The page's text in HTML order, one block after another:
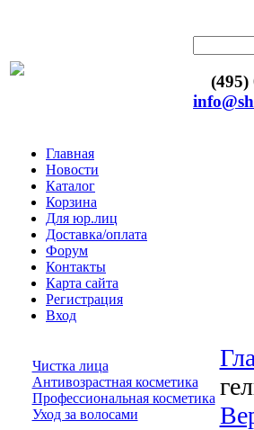
Главная
Новости
Каталог
Корзина
Для юр.лиц
Доставка/оплата
Форум
Контакты
Карта сайта
Регистрация
Вход
Чистка лица
Антивозрастная косметика
Профессиональная косметика
Уход за волосами